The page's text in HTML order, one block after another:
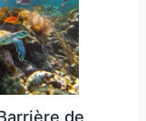
de